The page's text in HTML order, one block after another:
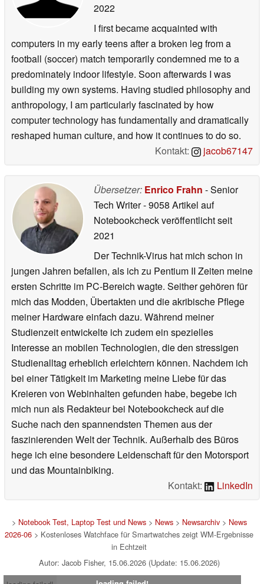
2022
I first became acquainted with
computers in my early teens after a broken leg from a
football (soccer) match temporarily condemned me to a
predominately indoor lifestyle. Soon afterwards I was
building my own systems. Having studied philosophy and
anthropology, I am particularly fascinated by how
computer technology has fundamentally and dramatically
reshaped human culture, and how it continues to do so.
Kontakt:
jacob67147
Übersetzer: Enrico Frahn - Senior
Tech Writer- 9058 Artikel auf
Notebookcheck veröffentlichtseit
2021
Der Technik-Virus hat mich schon in
jungen Jahren befallen, als ich zu Pentium II Zeiten meine
ersten Schritte im PC-Bereich wagte. Seither gehören für
mich das Modden, Übertakten und die akribische Pflege
meiner Hardware einfach dazu. Während meiner
Studienzeit entwickelte ich zudem ein spezielles
Interesse an mobilen Technologien, die den stressigen
Studienalltag erheblich erleichtern können. Nachdem ich
bei einer Tätigkeit im Marketing meine Liebe für das
Kreieren von Webinhalten gefunden habe, begebe ich
mich nun als Redakteur bei Notebookcheck auf die
Suche nach den spannendsten Themen aus der
faszinierenden Welt der Technik. Außerhalb des Büros
hege ich eine besondere Leidenschaft für den Motorsport
und das Mountainbiking.
Kontakt:
LinkedIn
> Notebook Test, Laptop Test und News> News> Newsarchiv> News
2026-06 > Kostenloses Watchface für Smartwatches zeigt WM-Ergebnisse
in Echtzeit
Autor: Jacob Fisher, 15.06.2026 (Update: 15.06.2026)